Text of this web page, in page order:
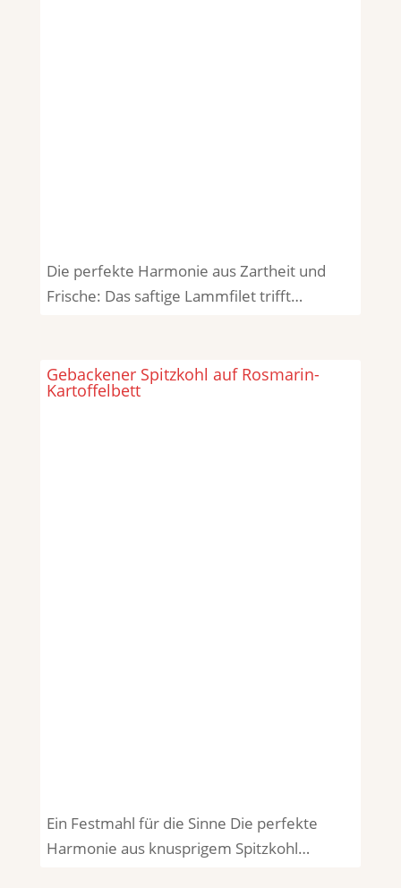
Die perfekte Harmonie aus Zartheit und
Frische: Das saftige Lammfilet trifft…
Gebackener Spitzkohl auf Rosmarin-
Kartoffelbett
Ein Festmahl für die Sinne Die perfekte
Harmonie aus knusprigem Spitzkohl…